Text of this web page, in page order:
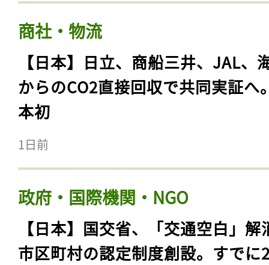
商社・物流
【日本】日立、商船三井、JAL、
からのCO2直接回収で共同実証へ
本初
1日前
政府・国際機関・NGO
【日本】国交省、「交通空白」解
市区町村の認定制度創設。すでに